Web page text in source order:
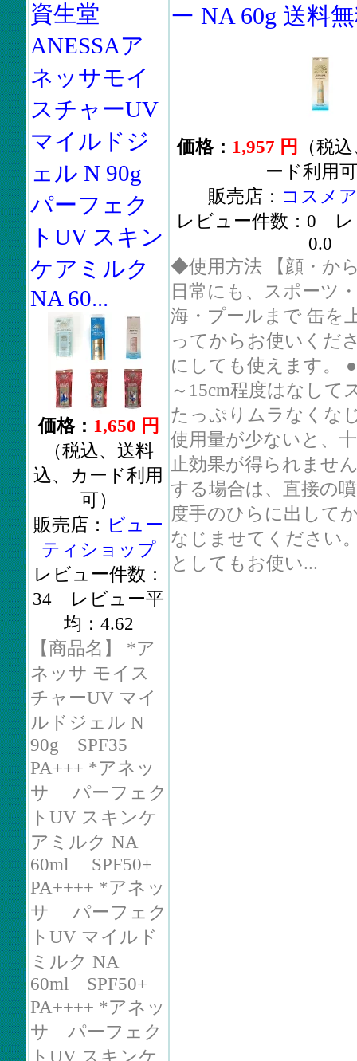
資生堂
ANESSAア
ネッサモイ
スチャーUV
マイルドジ
ェル N 90g
パーフェク
トUV スキン
ケアミルク
NA 60...
価格： 1,650 円
（税込、送料
込、カード利用
可）
販売店： ビュー
ティショップ
レビュー件数：
34 レビュー平
均：4.62
【商品名】 *ア
ネッサ モイス
チャーUV マイ
ルドジェル N
90g SPF35
PA+++ *アネッ
サ パーフェク
トUV スキンケ
アミルク NA
60ml SPF50+
PA++++ *アネッ
サ パーフェク
トUV マイルド
ミルク NA
60ml SPF50+
PA++++ *アネッ
サ パーフェク
トUV スキンケ
ー NA 60g 送料
価格： 1,957 円
（税
ード利用
販売店： コスメ
レビュー件数：0 レ
0.0
◆使用方法 【顔・か
日常にも、スポーツ
海・プールまで 缶を
ってからお使いくだ
にしても使えます。
～15cm程度はなして
たっぷりムラなくな
使用量が少ないと、
止効果が得られませ
する場合は、直接の
度手のひらに出して
なじませてください
としてもお使い...